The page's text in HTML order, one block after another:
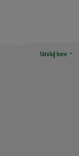
Skroluj hore arrow_drop_up